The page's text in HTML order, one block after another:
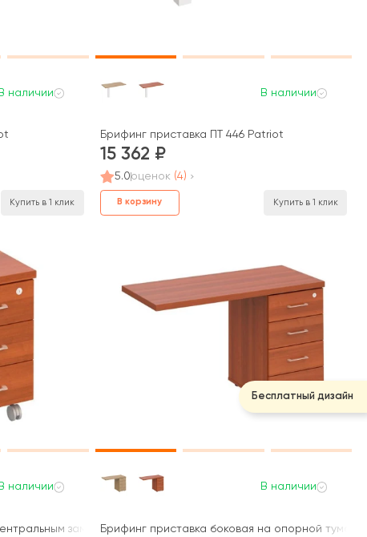
В наличии
Купить в 1 клик
В наличии
Брифинг приставка ПТ 446 Patriot
15 362
5.0оценок (4)
В корзину Купить в 1 клик
В наличии
замком ПТ 213 Patriot
В наличии
Брифинг приставка боковая на опорной тумбе
Бесплатный дизайн